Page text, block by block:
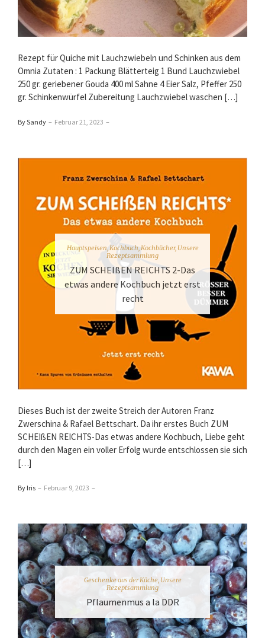
Rezept für Quiche mit Lauchzwiebeln und Schinken aus dem
Omnia Zutaten : 1 Packung Blätterteig 1 Bund Lauchzwiebel
250 gr. geriebener Gouda 400 ml Sahne 4 Eier Salz, Pfeffer 250
gr. Schinkenwürfel Zubereitung Lauchzwiebel waschen […]
By Sandy – Februar 21, 2023 –
Hauptspeisen,Kochbuch,Kochbücher, Unsere
Rezeptsammlung
ZUM SCHEIßEN REICHTS 2-Das
etwas andere Kochbuch jetzt erst
recht
Dieses Buch ist der zweite Streich der Autoren Franz
Zwerschina & Rafael Bettschart. Da ihr erstes Buch ZUM
SCHEIßEN REICHTS-Das etwas andere Kochbuch, Liebe geht
durch den Magen ein voller Erfolg wurde entschlossen sie sich
[…]
By Iris – Februar 9, 2023 –
Geschenke aus der Küche, Unsere
Rezeptsammlung
Pflaumenmus a la DDR